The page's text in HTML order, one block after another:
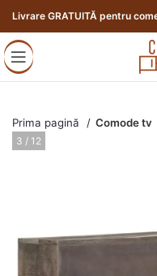
Livrare GRATUITĂ pentru
Prima pagină Comode tv
4 / 12